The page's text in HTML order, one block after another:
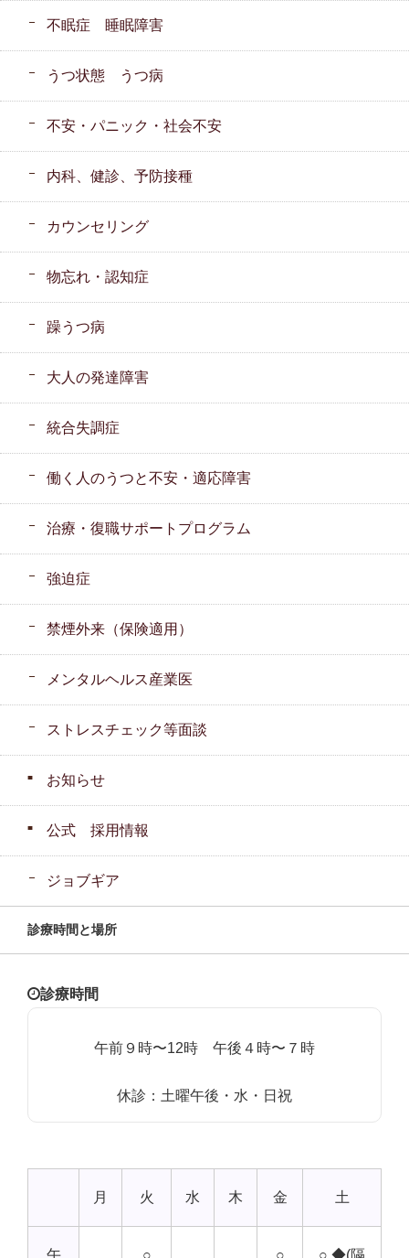
不眠症 睡眠障害
うつ状態 うつ病
不安・パニック・社会不安
内科、健診、予防接種
カウンセリング
物忘れ・認知症
躁うつ病
大人の発達障害
統合失調症
働く人のうつと不安・適応障害
治療・復職サポートプログラム
強迫症
禁煙外来（保険適用）
メンタルヘルス産業医
ストレスチェック等面談
お知らせ
公式 採用情報
ジョブギア
診療時間と場所
診療時間
午前９時〜12時 午後４時〜７時
休診：土曜午後・水・日祝
月 火 水 木 金 土
午 ○ ○ ○ ◆(隔